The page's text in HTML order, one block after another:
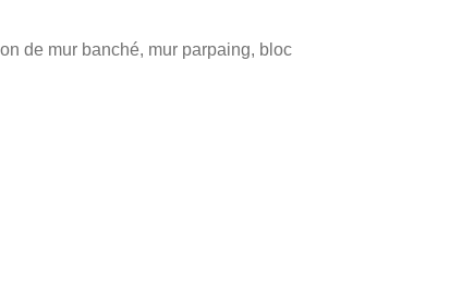
de mur banché, mur parpaing, bloc